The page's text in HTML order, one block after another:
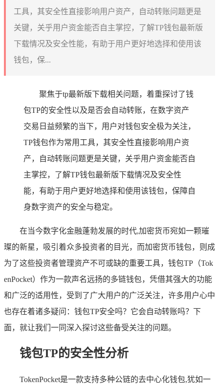
工具，其安全性直接影响用户资产，自动转账问题更是
关键，关乎用户资金能否自主掌控，了解TP钱包最新版
下载情况及安全性能，有助于用户更好地选择和使用该
钱包，保...
聚焦于tp最新版下载相关问题，着重探讨了钱
包TP的安全性以及是否会自动转账，在数字资产
交易日益频繁的当下，用户对钱包安全极为关注，
TP钱包作为常用工具，其安全性直接影响用户资
产，自动转账问题更是关键，关乎用户资金能否自
主掌控，了解TP钱包最新版下载情况及安全性
能，有助于用户更好地选择和使用该钱包，保障自
身数字资产的安全与稳定。
在当今数字化金融蓬勃发展的时代,加密货币宛如一颗璀
璨的新星，吸引着众多投资者的目光，而加密货币钱包，则成
为了这些投资者管理资产不可或缺的重要工具，钱包TP（Tok
enPocket）作为一款声名远扬的多链钱包，凭借其强大的功能
和广泛的适用性，受到了广大用户的广泛关注，许多用户心中
也存在着诸多疑问：钱包TP安全吗？它会自动转账吗？下
面，就让我们一同深入探讨这些备受关注的问题。
钱包TP的安全性分析
TokenPocket是一款支持多种公链的去中心化钱包,犹如一